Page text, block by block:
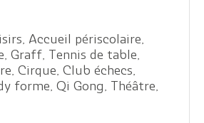
Accueil périscolaire,
Graff, Tennis de table,
Cirque, Club échecs,
forme, Qi Gong, Théâtre,
Démarches
Annuaire